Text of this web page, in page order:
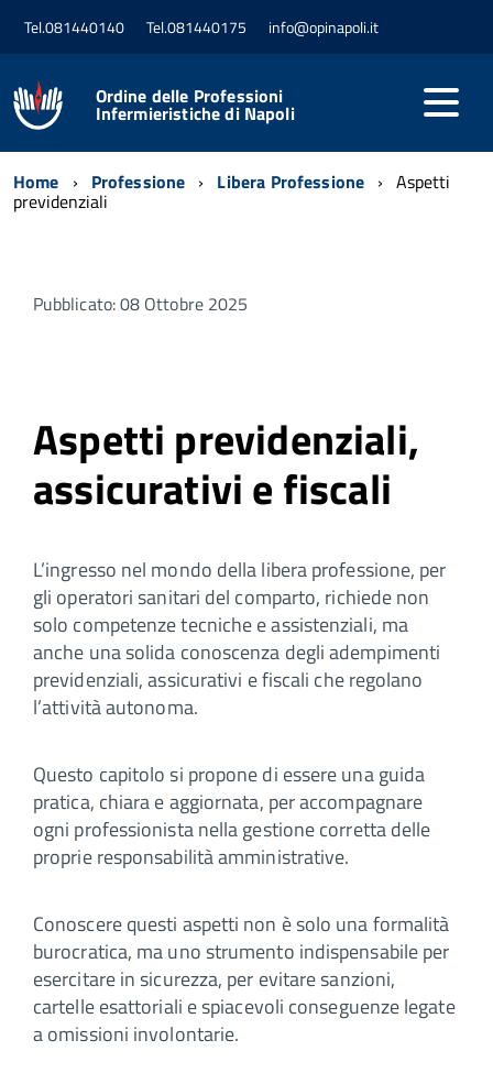
Tel.081440140 Tel.081440175 info@opinapoli.it
Ordine delle Professioni
Infermieristiche di Napoli
Home Professione Libera Professione Aspetti
previdenziali
Pubblicato: 08 Ottobre 2025
Aspetti previdenziali,
assicurativi e fiscali
L’ingresso nel mondo della libera professione, per
gli operatori sanitari del comparto, richiede non
solo competenze tecniche e assistenziali, ma
anche una solida conoscenza degli adempimenti
previdenziali, assicurativi e fiscali che regolano
l’attività autonoma.
Questo capitolo si propone di essere una guida
pratica, chiara e aggiornata, per accompagnare
ogni professionista nella gestione corretta delle
proprie responsabilità amministrative.
Conoscere questi aspetti non è solo una formalità
burocratica, ma uno strumento indispensabile per
esercitare in sicurezza, per evitare sanzioni,
cartelle esattoriali e spiacevoli conseguenze legate
a omissioni involontarie.